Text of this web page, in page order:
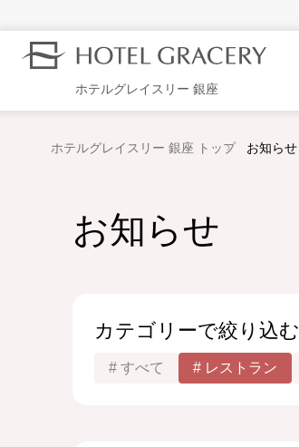
ホテルグレイスリー 銀座
ホテルグレイスリー 銀座 トップ お知らせ
お知らせ
カテゴリーで絞り込む
すべて レストラン